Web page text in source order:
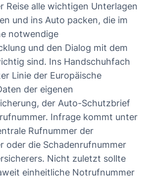
Reise alle wichtigen Unterlagen
und ins Auto packen, die im
notwendige
und den Dialog mit dem
sind. Ins Handschuhfach
Linie der Europäische
der eigenen
der Auto-Schutzbrief
Infrage kommt unter
Rufnummer der
oder die Schadenrufnummer
Nicht zuletzt sollte
einheitliche Notrufnummer